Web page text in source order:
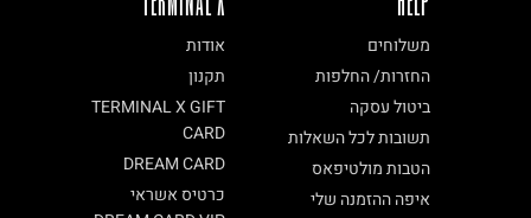
אודות
תקנון
TERMINAL X GIFT
CARD
DREAM CARD
כרטיס אשראי
משלוחים
החזרות/ החלפות
ביטול עסקה
תשובות לכל השאלות
הטבות מולטיפאס
איפה ההזמנה שלי